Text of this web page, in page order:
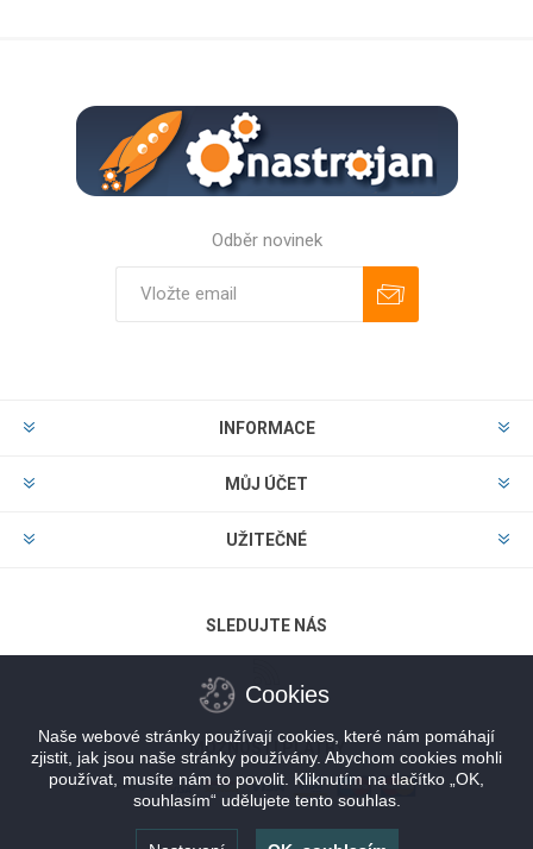
Odběr novinek
INFORMACE
MŮJ ÚČET
UŽITEČNÉ
SLEDUJTE NÁS
MOŽNOSTI PLATBY
Cookies
Naše webové stránky používají cookies, které nám pomáhají
zjistit, jak jsou naše stránky používány. Abychom cookies mohli
používat, musíte nám to povolit. Kliknutím na tlačítko „OK,
souhlasím“ udělujete tento souhlas.